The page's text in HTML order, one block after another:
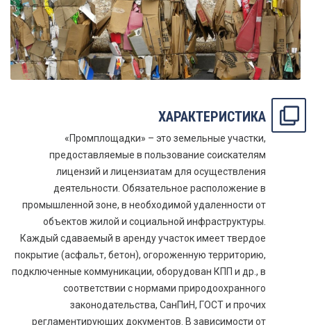
ХАРАКТЕРИСТИКА
«Промплощадки» – это земельные участки,
предоставляемые в пользование соискателям
лицензий и лицензиатам для осуществления
деятельности. Обязательное расположение в
промышленной зоне, в необходимой удаленности от
объектов жилой и социальной инфраструктуры.
Каждый сдаваемый в аренду участок имеет твердое
покрытие (асфальт, бетон), огороженную территорию,
подключенные коммуникации, оборудован КПП и др., в
соответствии с нормами природоохранного
законодательства, СанПиН, ГОСТ и прочих
регламентирующих документов. В зависимости от